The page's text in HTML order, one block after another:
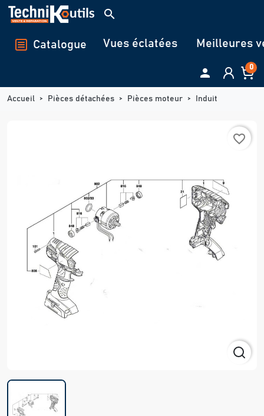
Panneau de gestion des cookies
search
Catalogue Vues éclatées Meilleures
 0
Accueil Pièces détachées Pièces moteur Induit
favorite_border